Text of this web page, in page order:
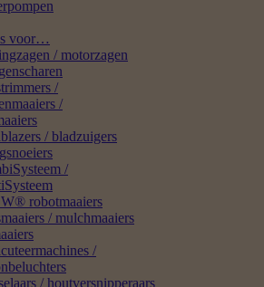
voor…
/ motorzagen
/
/
/ bladzuigers
/
robotmaaiers
/ mulchmaaiers
/
/ houtversnipperaars